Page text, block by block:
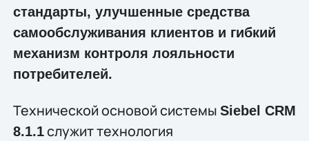
стандарты, улучшенные средства
самообслуживания клиентов и гибкий
механизм контроля лояльности
потребителей.
Технической основой системы Siebel CRM
8.1.1служит технология